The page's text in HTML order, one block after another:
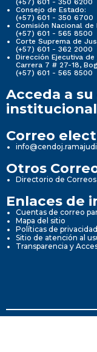
(+57) 601 - 350 6200
Consejo de Estado:
(+57) 601 - 350 6700
Comisión Nacional
(+57) 601 - 565 8500
Corte Suprema de
(+57) 601 - 362 2000
Dirección Ejecutiva
Carrera 7 # 27-18,
(+57) 601 - 565 8500
Acceda a
institucional
Correo
Otros
Directorio de
Enlaces de
Cuentas de correo
Mapa del sitio
Políticas de
Sitio de atención al
Transparencia y